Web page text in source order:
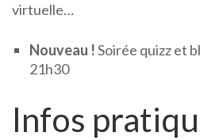
virtuelle…
Nouveau !Soirée quizz et
21h30
Infos